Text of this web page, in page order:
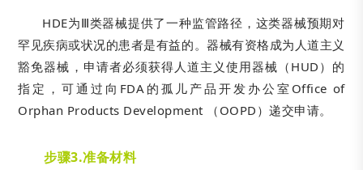
HDE为Ⅲ类器械提供了一种监管路径，这类器械预期对
罕见疾病或状况的患者是有益的。器械有资格成为人道主义
豁免器械，申请者必须获得人道主义使用器械（HUD）的
指定，可通过向FDA的孤儿产品开发办公室Office of
Orphan Products Development （OOPD）递交申请。
步骤3.准备材料